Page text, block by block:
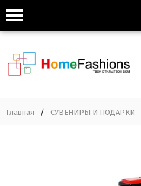
Главная / СУВЕНИРЫ И ПОДАРКИ